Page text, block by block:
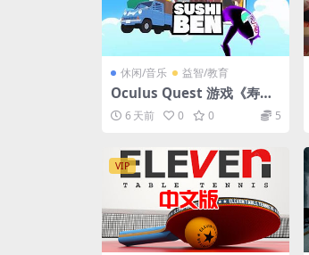
休闲/音乐 益智/教育
Oculus Quest 游戏《寿司
本VR》Sushi Ben VR
6 天前 0 0 5
VIP